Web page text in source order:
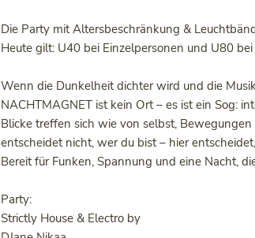
Die Party mit Altersbeschränkung &
Heute gilt: U40 bei Einzelpersonen und U80 bei
Wenn die Dunkelheit dichter wird und die
NACHTMAGNET ist kein Ort – es ist ein Sog:
Blicke treffen sich wie von selbst,
entscheidet nicht, wer du bist – hier
Bereit für Funken, Spannung und eine Nacht,
Party:
Strictly House & Electro by